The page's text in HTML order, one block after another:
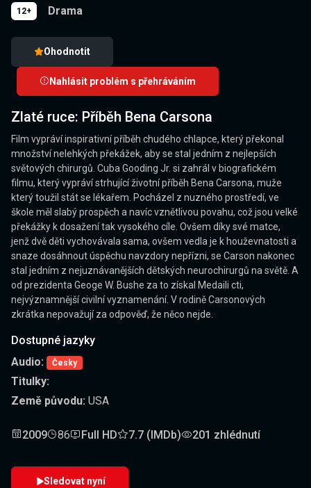
12+ Drama
Ohodnotit
Nahlásit problém s přehráváním
Zlaté ruce: Příběh Bena Carsona
Film vypráví inspirativní příběh chudého chlapce, který překonal
množství nelehkých překážek, aby se stal jedním z nejlepších
světových chirurgů. Cuba Gooding Jr. si zahrál v biografickém
filmu, který vypráví strhující životní příběh Bena Carsona, muže
který toužil stát se lékařem. Pocházel z nuzného prostředí, ve
škole měl slabý prospěch a navíc vznětlivou povahu, což jsou velké
překážky k dosažení tak vysokého cíle. Ovšem díky své matce,
jenž dvě děti vychovávala sama, ovšem vedla je k houževnatosti a
snaze dosáhnout úspěchu navzdory nepřízni, se Carson nakonec
stal jedním z nejuznávanějších dětských neurochirurgů na světě. A
od prezidenta Geoge W. Bushe za to získal Medaili cti,
nejvýznamnější civilní vyznamenání. V rodině Carsonových
zkrátka nepovažují za odpověď, že něco nejde.
Dostupné jazyky
Audio:
Česky
Titulky:
Země původu: USA
2009 86 Full HD 7.7 (IMDb) 201 zhlédnutí
Sledovat nyní